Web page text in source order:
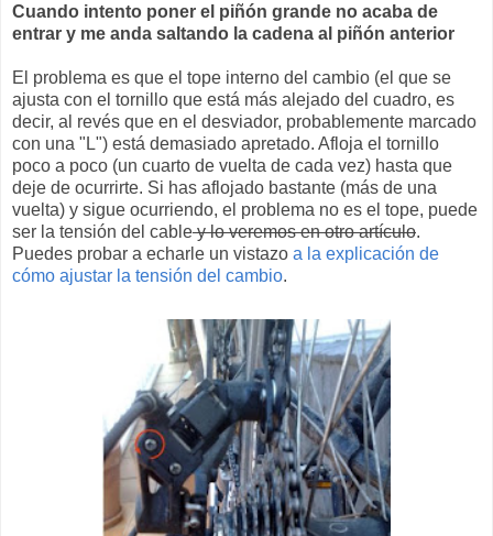
Cuando intento poner el piñón grande no acaba de
entrar y me anda saltando la cadena al piñón anterior
El problema es que el tope interno del cambio (el que se
ajusta con el tornillo que está más alejado del cuadro, es
decir, al revés que en el desviador, probablemente marcado
con una "L") está demasiado apretado. Afloja el tornillo
poco a poco (un cuarto de vuelta de cada vez) hasta que
deje de ocurrirte. Si has aflojado bastante (más de una
vuelta) y sigue ocurriendo, el problema no es el tope, puede
ser la tensión del cabley lo veremos en otro artículo.
Puedes probar a echarle un vistazo a la explicación de
cómo ajustar la tensión del cambio.